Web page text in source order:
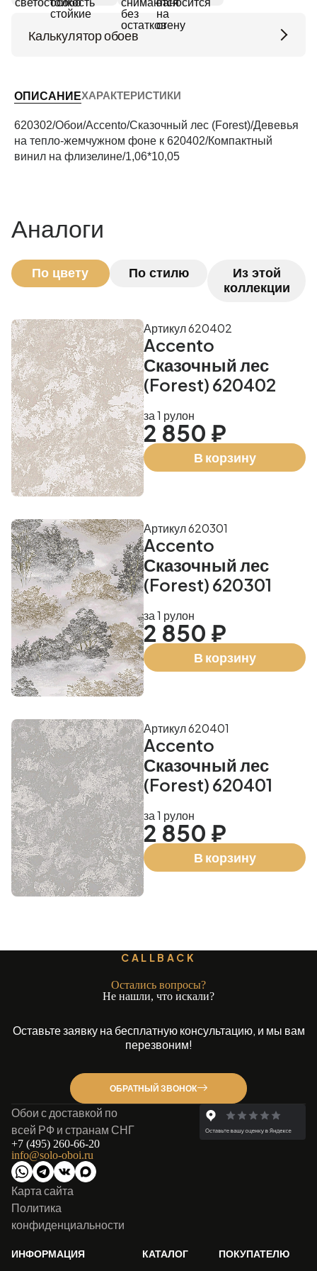
Калькулятор обоев
Периметр комнаты (м)
ОПИСАНИЕХАРАКТЕРИСТИКИ
620302/Обои/Accento/Сказочный лес (Forest)/Девевья
на тепло-жемчужном фоне к 620402/Компактный
винил на флизелине/1,06*10,05
Аналоги
По цвету По стилю
Из этой
коллекции
Accento
Сказочный лес
(Forest) 620402
Артикул 620402
за 1 рулон
2 850 ₽
В корзину
Accento
Сказочный лес
(Forest) 620301
Артикул 620301
за 1 рулон
2 850 ₽
В корзину
Accento
Сказочный лес
(Forest) 620401
Артикул 620401
за 1 рулон
2 850 ₽
В корзину
CALLBACK
Остались вопросы?
Не нашли, что искали?
Оставьте заявку на бесплатную консультацию, и мы вам
перезвоним!
ОБРАТНЫЙ ЗВОНОК
Обои с доставкой по
всей РФ и странам СНГ
+7 (495) 260-66-20
info@solo-oboi.ru
Карта сайта
Политика
конфиденциальности
ИНФОРМАЦИЯ КАТАЛОГ ПОКУПАТЕЛЮ